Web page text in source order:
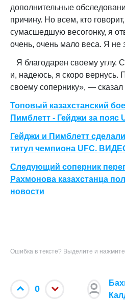
дополнительные
причину. Но всем, кто
сумасшедшую весогонку, я
очень, очень мало веса. Я не
Я благодарен своему углу.
и, надеюсь, я скоро вернусь.
своему сопернику», —
Топовый казахстанский
Пимблетт - Гейджи за пояс
Гейджи и Пимблетт
титул чемпиона UFC.
Следующий соперник
Рахмонова казахстанца
новости
Ошибка в тексте? Выделите и
0